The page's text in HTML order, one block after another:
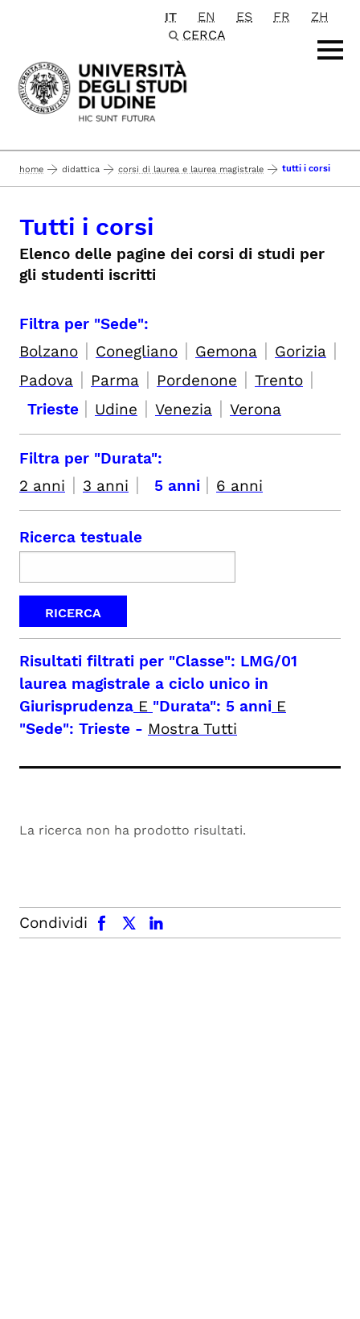
Passa al contenuto principale
IT EN ES FR
ZH
CERCA
home didattica corsi di laurea e laurea magistrale tutti i corsi
Tutti i corsi
Elenco delle pagine dei corsi di studi per
gli studenti iscritti
Filtra per "Sede":
Bolzano | Conegliano | Gemona | Gorizia |
Padova | Parma | Pordenone | Trento |
Trieste | Udine | Venezia | Verona
Filtra per "Durata":
2 anni | 3 anni | 5 anni | 6 anni
Ricerca testuale
Risultati filtrati per "Classe": LMG/01
laurea magistrale a ciclo unico in
Giurisprudenza E "Durata": 5 anni E
"Sede": Trieste - Mostra Tutti
La ricerca non ha prodotto risultati.
Condividi
facebook x.com linkedin